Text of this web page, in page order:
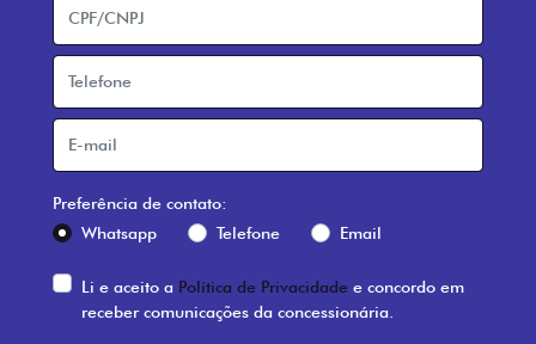
Preferência de contato:
Whatsapp
Telefone Email
Li e aceito a Política de Privacidade e concordo em
receber comunicações da concessionária.